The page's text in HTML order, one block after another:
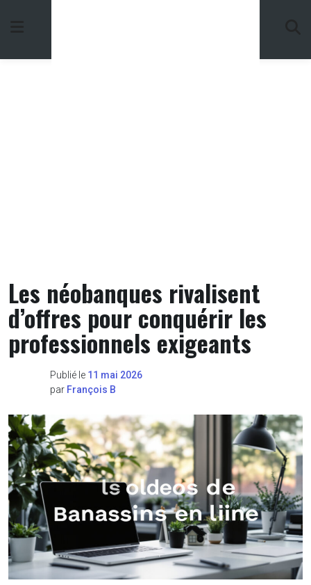
Les néobanques rivalisent
d’offres pour conquérir les
professionnels exigeants
Publié le 11 mai 2026
par François B